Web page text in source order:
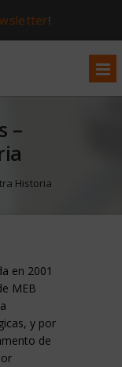
–
Historia
en 2001
MEB
y por
de